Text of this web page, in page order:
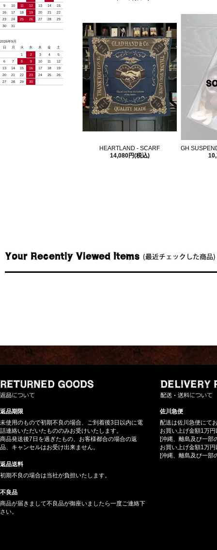
9
10 11 12 13 14
15
16
17 18 19 20 21
22
23
24 25 26 27 28
29
30
31
2026年9月
日
月 火 水 木 金
土
1
2 3 4
5
6
7 8 9 10 11
12
13
14 15 16 17 18
19
20
21 22 23 24 25
26
27
28 29 30
HEARTLAND - SCARF
14,080円(税込)
GH
返品期限
未使用のもので初期不良の場合、ご到着後3日以内に電
話連絡いただいたもののみお受けいたします。
商品発送後7日を過ぎたもの、お客様都合の場合の返
品、キャンセルはお受け出来ません。
返品送料
初期不良の場合は当社が負担いたします。
不良品
商品が届きまして不良品が御座いましたら一度ご連絡下
さい。
佐川急便
配送は佐川急便にて
お買い上げ金額1万
[沖縄、離島及び一部
お買い上げ金額1万
[沖縄、離島及び一部